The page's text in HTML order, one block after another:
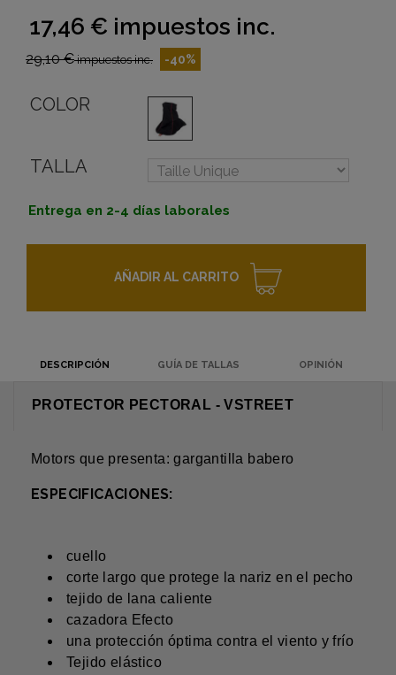
17,46 € impuestos inc.
29,10 €impuestos inc. -40%
COLOR
TALLA
Entrega en 2-4 días laborales
AÑADIR AL CARRITO
DESCRIPCIÓN GUÍA DE TALLAS OPINIÓN
PROTECTOR PECTORAL - VSTREET
Motors que presenta: gargantilla babero
ESPECIFICACIONES:
cuello
corte largo que protege la nariz en el pecho
tejido de lana caliente
cazadora Efecto
una protección óptima contra el viento y frío
Tejido elástico